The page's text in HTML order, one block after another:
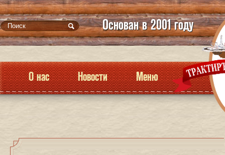
Основан в 2001 году
О нас Новости Меню